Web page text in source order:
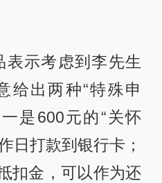
示考虑到李先生
给出两种“特殊申
是600元的“关怀
日打款到银行卡；
扣金，可以作为还